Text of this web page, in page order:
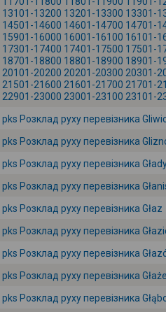
13101-13200 13201-13300 13301-
14501-14600 14601-14700 14701-
15901-16000 16001-16100 16101-
17301-17400 17401-17500 17501-
18701-18800 18801-18900 18901-
20101-20200 20201-20300 20301-
21501-21600 21601-21700 21701-
22901-23000 23001-23100 23101-
pks Розклад руху перевізника
pks Розклад руху перевізника
pks Розклад руху перевізника
pks Розклад руху перевізника
pks Розклад руху перевізника Głaz
pks Розклад руху перевізника
pks Розклад руху перевізника
pks Розклад руху перевізника
pks Розклад руху перевізника